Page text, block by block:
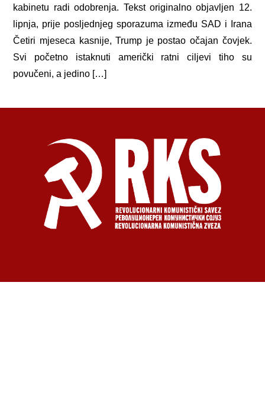
kabinetu radi odobrenja. Tekst originalno objavljen 12.
lipnja, prije posljednjeg sporazuma između SAD i Irana
Četiri mjeseca kasnije, Trump je postao očajan čovjek.
Svi početno istaknuti američki ratni ciljevi tiho su
povučeni, a jedino […]